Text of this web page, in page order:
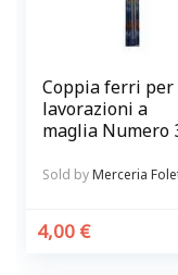
Coppia ferri per
lavorazioni a
maglia Numero
Sold byMerceria
4,00 €